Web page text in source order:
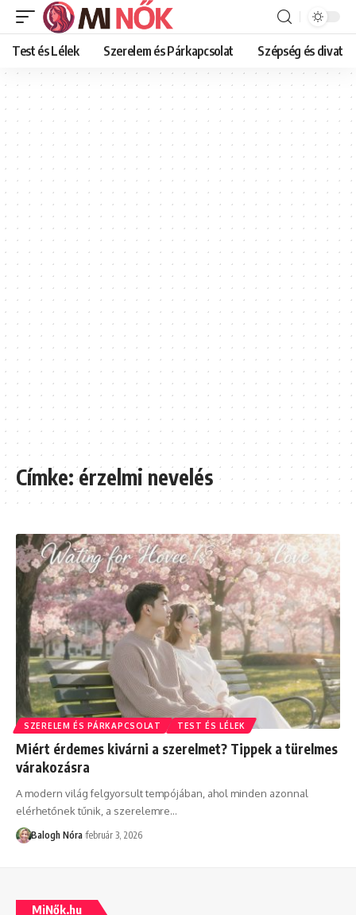
Test és Lélek Szerelem és Párkapcsolat Szépség és divat
Címke:érzelmi nevelés
SZERELEM ÉS PÁRKAPCSOLAT TEST ÉS LÉLEK
Miért érdemes kivárni a szerelmet? Tippek a türelmes
várakozásra
A modern világ felgyorsult tempójában, ahol minden azonnal
elérhetőnek tűnik, a szerelemre…
Balogh Nóra február 3, 2026
MiNők.hu